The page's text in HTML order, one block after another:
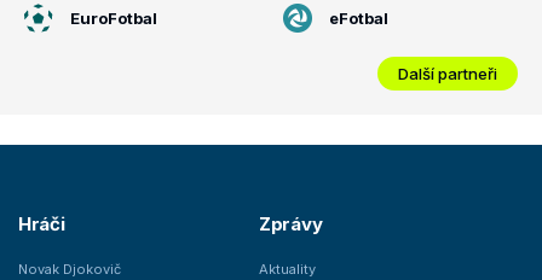
EuroFotbal eFotbal
Další partneři
Hráči
Novak Djokovič
Zprávy
Aktuality